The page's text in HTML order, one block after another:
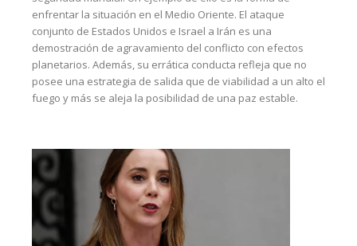
enfrentar la situación en el Medio Oriente. El ataque
conjunto de Estados Unidos e Israel a Irán es una
demostración de agravamiento del conflicto con efectos
planetarios. Además, su errática conducta refleja que no
posee una estrategia de salida que de viabilidad a un alto el
fuego y más se aleja la posibilidad de una paz estable.